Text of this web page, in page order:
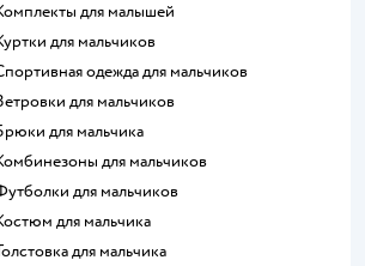
Комплекты для малышей
Куртки для мальчиков
Спортивная одежда для мальчиков
Ветровки для мальчиков
Брюки для мальчика
Комбинезоны для мальчиков
Футболки для мальчиков
Костюм для мальчика
Толстовка для мальчика